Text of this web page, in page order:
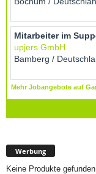
Werbung
Keine Produkte gefunden.